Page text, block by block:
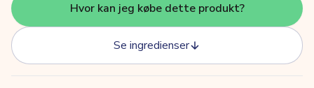
Hvor kan jeg købe dette produkt?
Se ingredienser